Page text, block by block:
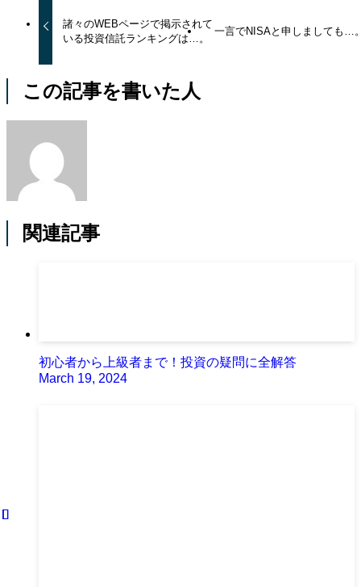
諸々のWEBページで掲示されて
いる投資信託ランキングは…。
一言でNISAと申しましても…
この記事を書いた人
関連記事
初心者から上級者まで！投資の疑問に全解答
March 19, 2024